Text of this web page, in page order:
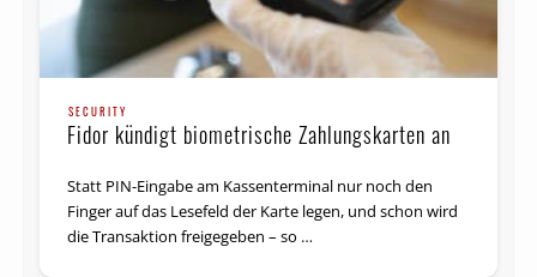
SECURITY
Fidor kündigt biometrische Zahlungskarten an
Statt PIN-Eingabe am Kassenterminal nur noch den
Finger auf das Lesefeld der Karte legen, und schon wird
die Transaktion freigegeben – so …